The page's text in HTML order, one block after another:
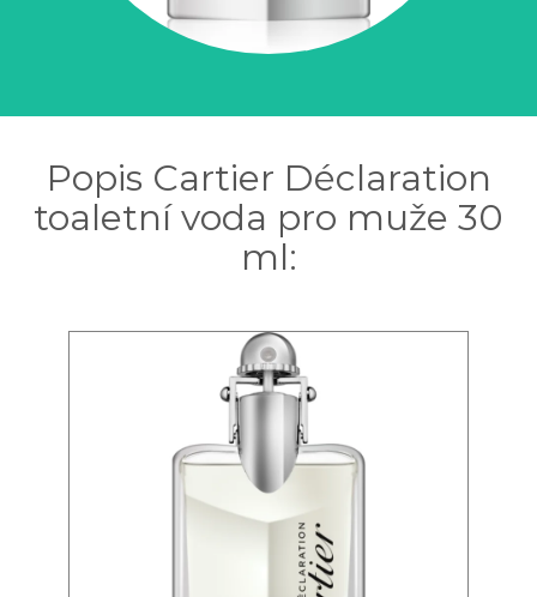
Popis Cartier Déclaration
toaletní voda pro muže 30
ml: